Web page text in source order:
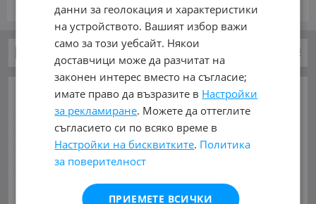
стр. от 1
Гуми и джанти за Автомобили и Джипове
ОСНОВНИ КАТЕГОРИИ В MOBILE.BG:
Карта на сайта Автомобили и Джипове Бусове
Камиони Мотоциклети Селскостопански
Индустриални Кари Каравани Яхти и Лодки
Ремаркета Велосипеди
Купува Услуги
ГУМИ И ДЖАНТИ ЗА:
данни за геолокация и характеристики
на устройството. Вашият избор важи
само за този уебсайт. Някои
доставчици може да разчитат на
законен интерес вместо на съгласие;
имате право да възразите в Настройки
за рекламиране. Можете да оттеглите
съгласието си по всяко време в
Настройки на бисквитките. Политика
за поверителност
ПРИЕМЕТЕ ВСИЧКИ